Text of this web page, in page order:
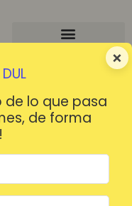
×
de lo que pasa
de forma